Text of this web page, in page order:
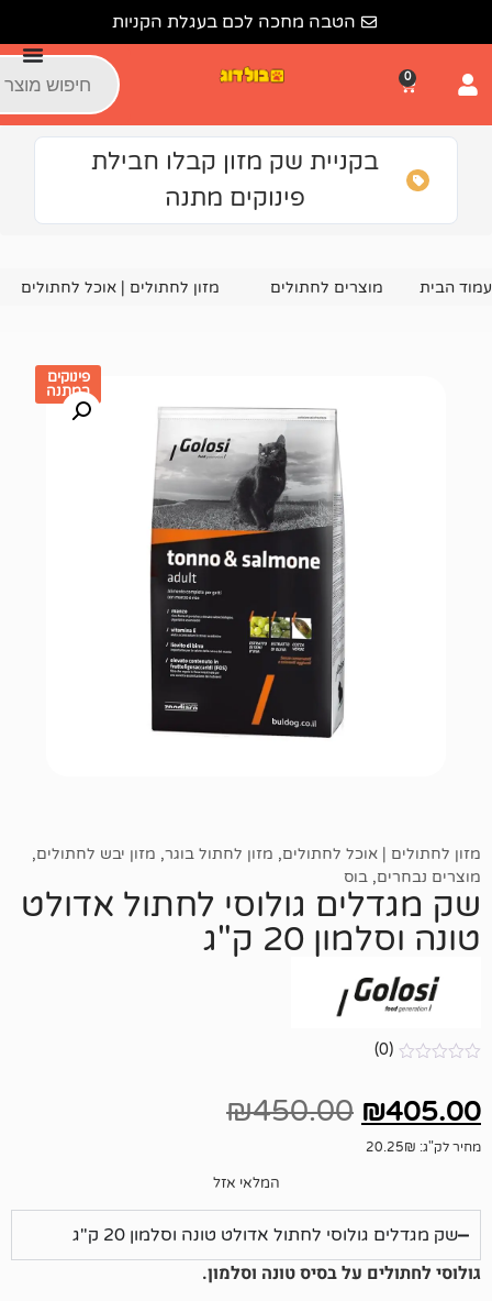
הטבה מחכה לכם בעגלת הקניות
שק מזון קבלו חבילת
פינוקים מתנה
לחתולים מזון לחתולים | אוכל לחתולים שק מגדלים
לחתולים,מזון לחתול בוגר, מזון יבש לחתולים ,
בוס
גולוסי לחתול אדולט
20 ק"ג
₪450.00
לחתול אדולט טונה וסלמון 20 ק"ג
על בסיס טונה וסלמון.